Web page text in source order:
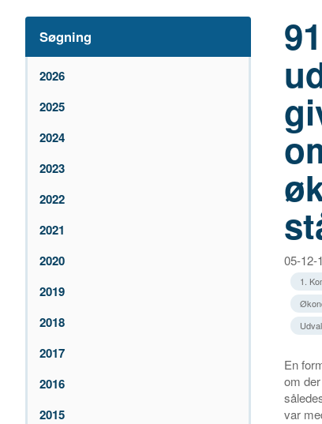
Søgning
2026
2025
2024
2023
2022
2021
2020
2019
2018
2017
2016
2015
05-12-
1.
En
om
var